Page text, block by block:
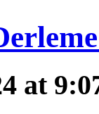
at